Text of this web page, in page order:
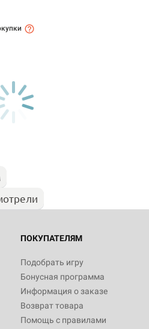
ПОКУПАТЕЛЯМ
Подобрать игру
Бонусная программа
Информация о заказе
Возврат товара
Помощь с правилами